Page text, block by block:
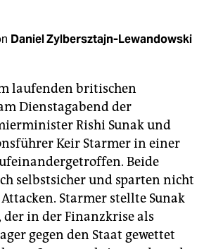
Daniel Zylbersztajn-Lewandowski
laufenden britischen
Dienstagabend der
Rishi Sunak und
Keir Starmer in einer
Beide
selbstsicher und sparten nicht
Starmer stellte Sunak
der in der Finanzkrise als
gegen den Staat gewettet